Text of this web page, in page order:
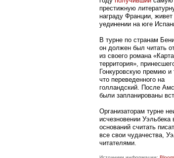
престижную
награду Франции, живет
уединении на юге
В турне по странам
он должен был читать
из своего романа
территория»,
Гонкуровскую премию и
что переведенного на
голландский. После
были запланированы
Организаторам турне
исчезновении
оснований считать
все свои чудачества,
читателями.